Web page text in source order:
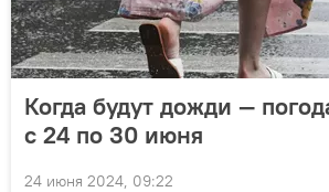
Когда будут дожди —
с 24 по 30 июня
24 июня 2024, 09:22